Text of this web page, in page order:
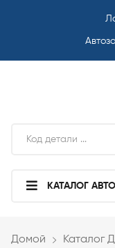
КАТАЛОГ
Домой Каталог